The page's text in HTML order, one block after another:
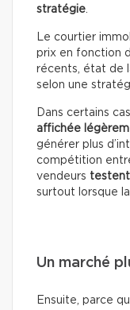
stratégie.
Le courtier
prix en fonction
récents, état de
selon une
Dans certains
affichée
générer plus
compétition
vendeurs testent
surtout lorsque
Un marché
Ensuite, parce